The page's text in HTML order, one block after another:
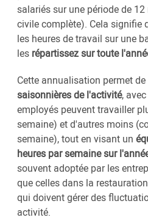
salariés sur une période de
civile complète). Cela signifie
les heures de travail sur une
les répartissez sur toute
Cette annualisation permet
saisonnières de l'activité,
employés peuvent travailler
semaine) et d'autres moins
semaine), tout en visant un
heures par semaine sur
souvent adoptée par les
que celles dans la
qui doivent gérer des
activité.